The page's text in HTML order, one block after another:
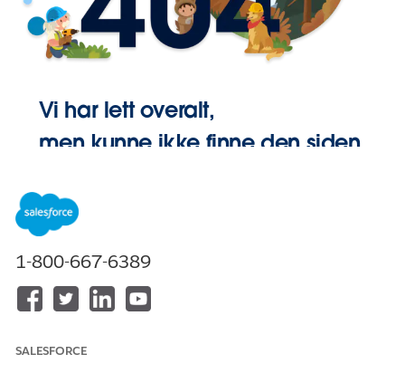
Vi har lett overalt,
men kunne ikke finne den siden.
1-800-667-6389
SALESFORCE